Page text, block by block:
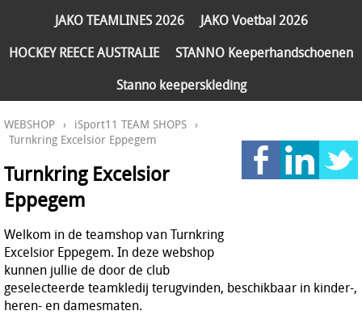
JAKO Running 2026
JAKO TEAMLINES 2026
JAKO Voetbal 2026
HOCKEY REECE AUSTRALIE
STANNO Keeperhandschoenen
Stanno keeperskleding
PARTNERS
Klantengroepen
CONTACT
MY ISPORT11
JAKO Matentabellen
JAKO TEAMLINES 2026
JAKO Voetbal 2026
HOCKEY REECE AUSTRALIE
STANNO Keeperhandschoenen
Stanno keeperskleding
WEBSHOP › iSport11 TEAM SHOPS ›
Turnkring Excelsior Eppegem
Turnkring Excelsior
Eppegem
Welkom in de teamshop van Turnkring
Excelsior Eppegem. In deze webshop
kunnen jullie de door de club
geselecteerde teamkledij terugvinden, beschikbaar in kinder-,
heren- en damesmaten.